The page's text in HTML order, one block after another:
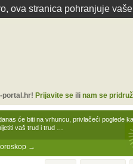
ova stranica pohranjuje
→
će biti na vrhuncu, privlačeći poglede
vaš trud i trud …
portal.hr! Prijavite seili nam se